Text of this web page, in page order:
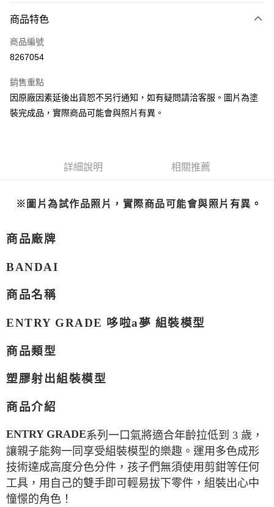
Apple Pay
Google Pay
大哥付你分期
相關說明
【大哥付你分期使用說明】
3.實際核准額度、可分期數及費用金額請依後續交易確認頁面所載為準。
法說明評估內容。
醒簡訊。
1.本服務係由「台灣大哥大股份有限公司」（以下簡稱本公司）所提供，讓
買賣價金債權讓與本公司後，依約使用本公司帳單繳交帳款。
2.基於同意付款使用「大哥付你分期」之契約關係目的，商店將以您的個人
由本公司與您本人進行分期帳單所需資料之確認、核對及更正。
每筆NT$90，滿NT$3,000(含以上)免運費
每筆NT$90，滿NT$3,000(含以上)免運費
現貨-付款後7-11取貨
每筆NT$120，滿NT$3,000(含以上)免運費
現貨-宅配(離島)
東海門市自取，需自備購物袋取貨唷。
商品特色
商品編號
8267054
銷售重點
因原廠因素延後出貨恕不另行通知，如有疑問請洽客服。圖片為塗
裝完成品，實際商品可能會與照片有異。
詳細說明 相關推薦
※圖片為試作品照片，實際商品可能會與照片有異。
商品廠牌
BANDAI
商品名稱
ENTRY GRADE 哆啦a夢 組裝模型
商品類型
塑膠射出組裝模型
商品介紹
ENTRY GRADE系列一口氣將適合年齡拉低到 3 歲，
讓親子能夠一同享受組裝模型的樂趣。運用多色成形
技術達成高度分色分件，孩子們無須使用剪鉗等任何
工具，用自己的雙手即可輕易拔下零件，組裝出心中
憧憬的角色！